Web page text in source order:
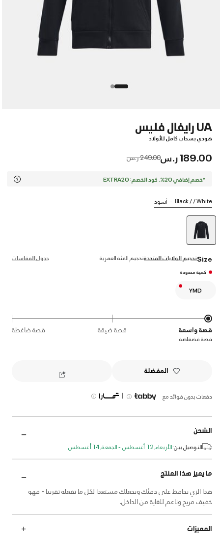
UA رايفال فليس
هودي بسحاب كامل للأولاد
189.00 ر.س Price reduced from
249.00 ر.س to
*خصم إضافي 20%. كود الخصم: EXTRA20
Black / / White أسود
جدول المقاسات Sizeتحجيم الولايات المتحدةتحجيم الفئة العمرية
كمية محدودة
YMD
قصة واسعة قصة ضيقة قصة ضاغطة
قصة فضفاضة
المفضلة
دفعات بدون فوائد مع |
الشحن
التوصيل بين:الأربعاء, 12 أغسطس - الجمعة, 14 أغسطس
ما يميز هذا المنتج
هذا الزي يحافظ على دفئك ويجعلك مستعدا لكل ما تفعله تقريبا - فهو
خفيف مريح وناعم للغاية من الداخل.
المميزات